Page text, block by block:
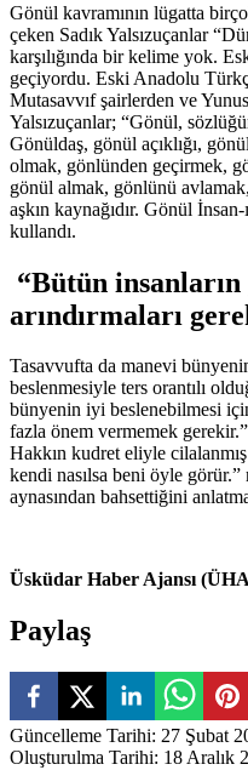
Gönül kavramının lügatta
çeken Sadık Yalsızuçanlar
karşılığında bir kelime yok.
geçiyordu. Eski Anadolu
Mutasavvıf şairlerden ve
Yalsızuçanlar; “Gönül,
Gönüldaş, gönül açıklığı,
olmak, gönlünden geçirmek,
gönül almak, gönlünü
aşkın kaynağıdır. Gönül
kullandı.
“Bütün
arındırmaları
Tasavvufta da manevi
beslenmesiyle ters orantılı
bünyenin iyi beslenebilmesi
fazla önem vermemek
Hakkın kudret eliyle
kendi nasılsa beni öyle
aynasından bahsettiğini
Üsküdar Haber Ajansı
Paylaş
Güncelleme Tarihi: 27 Şubat
Oluşturulma Tarihi: 18 Aralık